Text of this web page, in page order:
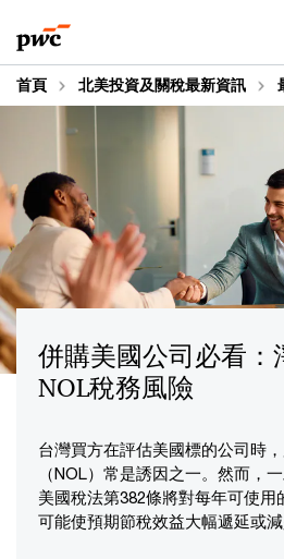
to
content
to
footer
首頁 北美投資及關稅最新資訊
併購美國公司必看：
NOL稅務風險
台灣買方在評估美國標的公司時
（NOL）常是誘因之一。然而，
美國稅法第382條將對每年可使用
可能使預期節稅效益大幅遞延或減